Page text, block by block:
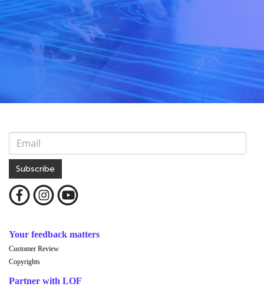
Subscribe
Your feedback matters
Customer Review
Copyrights
Partner with LOF